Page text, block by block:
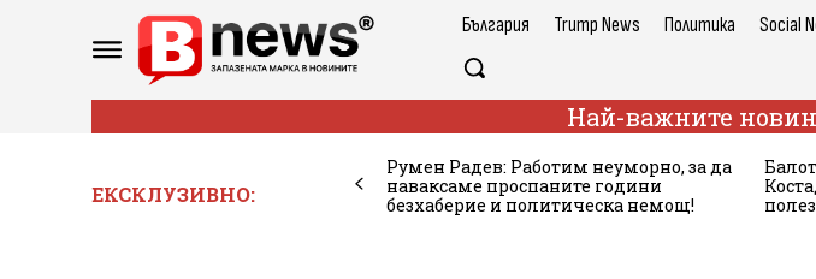
България Trump News Политика Social
Най-важните
ЕКСКЛУЗИВНО:
Румен Радев: Работим неуморно, за да
наваксаме проспаните години
безхаберие и политическа немощ!